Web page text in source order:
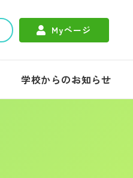
Myページ
学校からのお知らせ